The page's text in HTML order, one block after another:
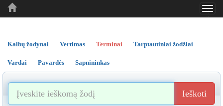
..
..
Kalbų žodynai Vertimas Terminai Tarptautiniai žodžiai
Vardai Pavardės Sapnininkas
Ieškoti